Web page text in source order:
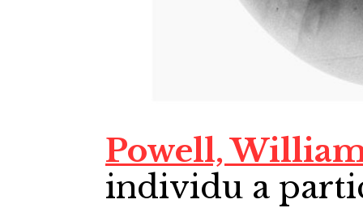
Powell,
individu a